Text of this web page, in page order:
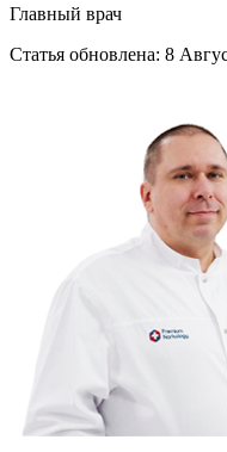
Главный врач
Статья обновлена: 8